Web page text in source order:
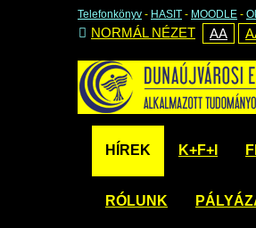
Telefonkönyv - HASIT - MOODLE -
NORMÁL NÉZET AA
HÍREK K+F+I
RÓLUNK